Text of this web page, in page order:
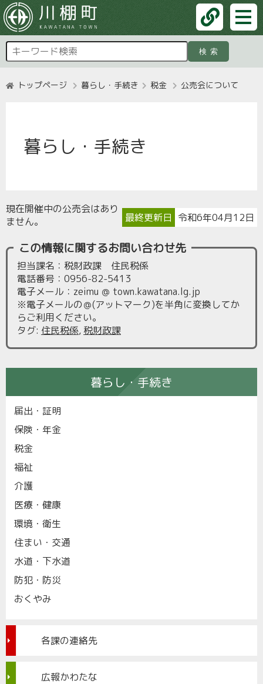
検索
トップページ 暮らし・手続き 税金 公売会について
暮らし・手続き
最終更新日 令和6年04月12日
現在開催中の公売会はあり
ません。
この情報に関するお問い合わせ先
担当課名：税財政課 住民税係
電話番号：0956-82-5413
電子メール：zeimu ＠ town.kawatana.lg.jp
※電子メールの＠(アットマーク)を半角に変換してか
らご利用ください。
タグ: 住民税係, 税財政課
暮らし・手続き
届出・証明
保険・年金
税金
福祉
介護
医療・健康
環境・衛生
住まい・交通
水道・下水道
防犯・防災
おくやみ
各課の連絡先
広報かわたな